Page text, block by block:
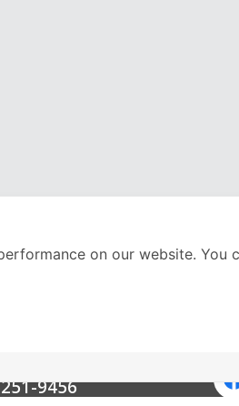
9456
on our website. You